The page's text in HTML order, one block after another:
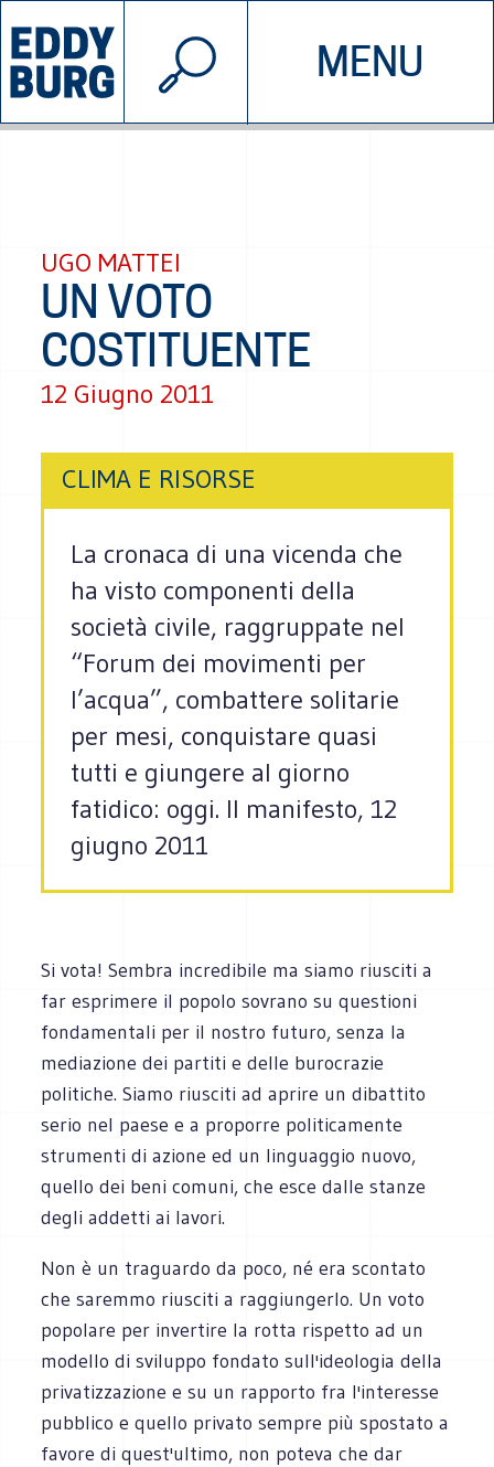
MENU
INIZIATIVE CHI SIAMO
© 2026 EDDYBURG
UGO MATTEI
UN VOTO
COSTITUENTE
12 Giugno 2011
CLIMA E RISORSE
La cronaca di una vicenda che
ha visto componenti della
società civile, raggruppate nel
“Forum dei movimenti per
l’acqua”, combattere solitarie
per mesi, conquistare quasi
tutti e giungere al giorno
fatidico: oggi. Il manifesto, 12
giugno 2011
Si vota! Sembra incredibile ma siamo riusciti a
far esprimere il popolo sovrano su questioni
fondamentali per il nostro futuro, senza la
mediazione dei partiti e delle burocrazie
politiche. Siamo riusciti ad aprire un dibattito
serio nel paese e a proporre politicamente
strumenti di azione ed un linguaggio nuovo,
quello dei beni comuni, che esce dalle stanze
degli addetti ai lavori.
Non è un traguardo da poco, né era scontato
che saremmo riusciti a raggiungerlo. Un voto
popolare per invertire la rotta rispetto ad un
modello di sviluppo fondato sull'ideologia della
privatizzazione e su un rapporto fra l'interesse
pubblico e quello privato sempre più spostato a
favore di quest'ultimo, non poteva che dar